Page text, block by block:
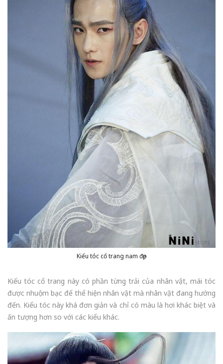
Kiểu tóc cổ trang nam đẹp
Kiểu tóc cổ trang này có phần từng trải của nhân vật, mái tóc
được nhuộm bạc để thể hiện nhân vật mà nhân vật đang hướng
đến. Kiểu tóc này khá đơn giản và chỉ có màu là hơi khác biệt và
ấn tượng hơn so với các kiểu khác.